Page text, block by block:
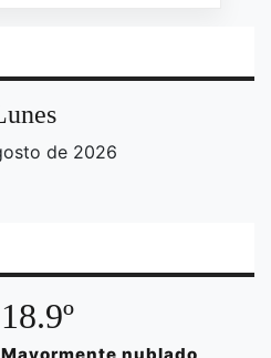
de 2026
18.9º